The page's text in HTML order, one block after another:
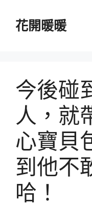
花開暖暖
今後碰
人，就
心寶貝
到他不
哈！